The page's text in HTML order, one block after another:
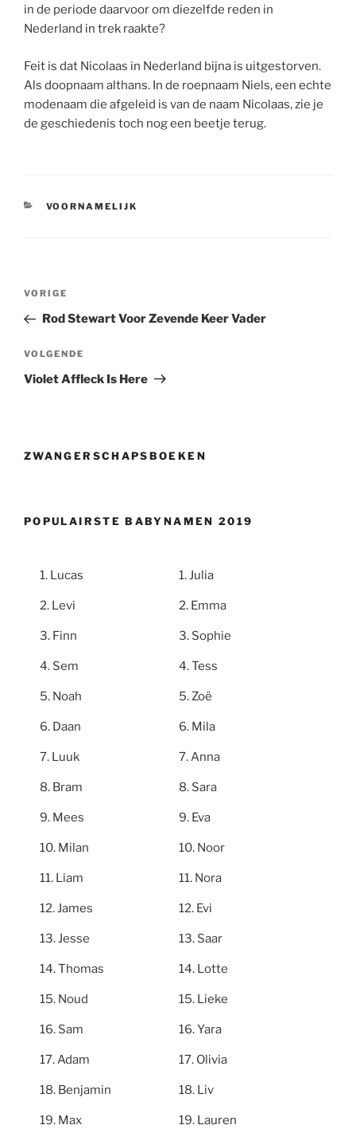
in de periode daarvoor om diezelfde reden in
Nederland in trek raakte?
Feit is dat Nicolaas in Nederland bijna is uitgestorven.
Als doopnaam althans. In de roepnaam Niels, een echte
modenaam die afgeleid is van de naam Nicolaas, zie je
de geschiedenis toch nog een beetje terug.
CATEGORIEËN
VOORNAMELIJK
Berichtnavigatie
Vorig
bericht
VORIGE
Rod Stewart Voor Zevende Keer Vader
Volgend
bericht
VOLGENDE
Violet Affleck Is Here
ZWANGERSCHAPSBOEKEN
POPULAIRSTE BABYNAMEN 2019
Lucas
Levi
Finn
Sem
Noah
Daan
Luuk
Bram
Mees
Milan
Liam
James
Jesse
Thomas
Noud
Sam
Adam
Benjamin
Max
Julia
Emma
Sophie
Tess
Zoë
Mila
Anna
Sara
Eva
Noor
Nora
Evi
Saar
Lotte
Lieke
Yara
Olivia
Liv
Lauren